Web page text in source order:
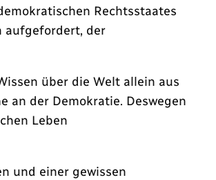
Rechtsstaates
aufgefordert, der
über die Welt allein aus
an der Demokratie. Deswegen
Leben
und einer gewissen